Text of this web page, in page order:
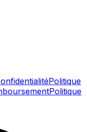
Politique
Politique